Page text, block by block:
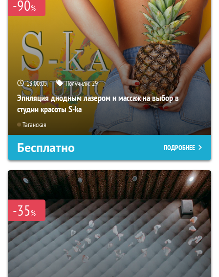
-90%
13:00:03 Получили:29
Эпиляция диодным лазером и массаж на выбор в
студии красоты S-ka
Таганская
Бесплатно ПОДРОБНЕЕ
-35%